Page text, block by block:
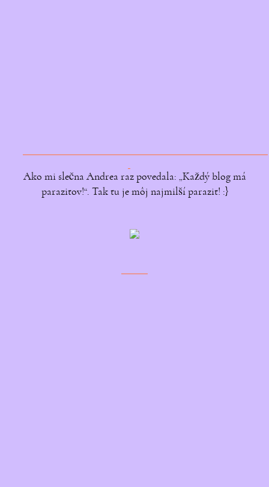
Ako mi slečna Andrea raz povedala: „Každý blog má
parazitov!“. Tak tu je môj najmilší parazit! :}